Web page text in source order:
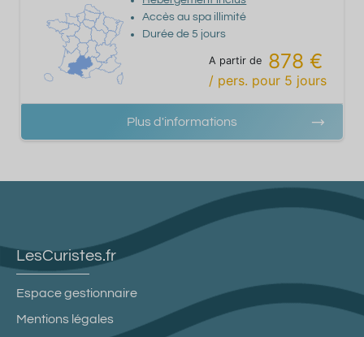
Accès au spa illimité
Durée de 5 jours
A partir de 878 €
/ pers. pour 5 jours
Plus d'informations
LesCuristes.fr
Espace gestionnaire
Mentions légales